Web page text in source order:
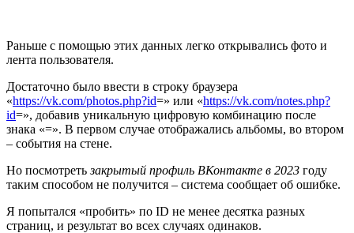
Раньше с помощью этих данных легко открывались фото и
лента пользователя.
Достаточно было ввести в строку браузера
«https://vk.com/photos.php?id=» или «https://vk.com/notes.php?
id=», добавив уникальную цифровую комбинацию после
знака «=». В первом случае отображались альбомы, во втором
– события на стене.
Но посмотретьзакрытый профиль ВКонтакте в 2023 году
таким способом не получится – система сообщает об ошибке.
Я попытался «пробить» по ID не менее десятка разных
страниц, и результат во всех случаях одинаков.